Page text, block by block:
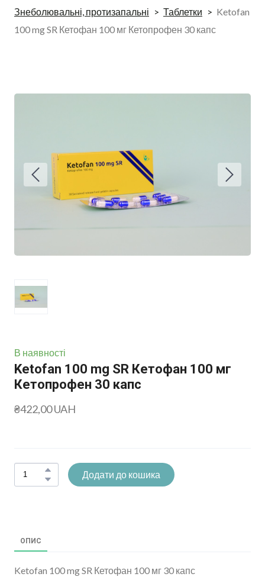
Знеболювальні, протизапальні
Таблетки
Ketofan
100 mg SR Кетофан 100 мг Кетопрофен 30 капс
В наявності
Ketofan 100 mg SR Кетофан 100 мг
Кетопрофен 30 капс
₴422,00 UAH
Додати до кошика
ОПИС
Ketofan 100 mg SR Кетофан 100 мг 30 капс